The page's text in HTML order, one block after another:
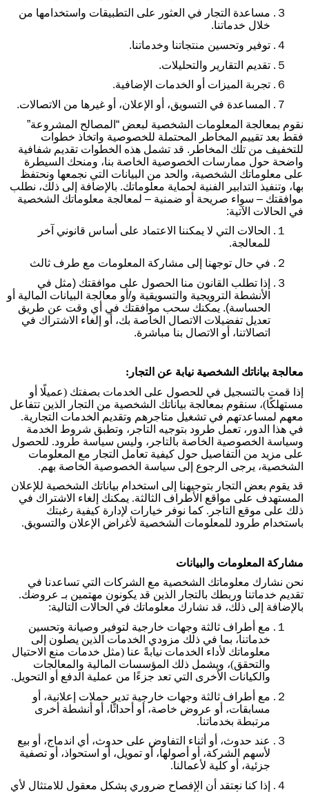
３.
مساعدة التجار في العثور على التطبيقات واستخدامها من
خلال خدماتنا.
４.
توفير وتحسين منتجاتنا وخدماتنا.
５.
تقديم التقارير والتحليلات.
６.
تجربة الميزات أو الخدمات الإضافية.
７.
المساعدة في التسويق، أو الإعلان، أو غيرها من الاتصالات.
نقوم بمعالجة المعلومات الشخصية لبعض “المصالح المشروعة”
فقط بعد تقييم المخاطر المحتملة للخصوصية واتخاذ خطوات
للتخفيف من تلك المخاطر. قد تشمل هذه الخطوات تقديم شفافية
واضحة حول ممارسات الخصوصية الخاصة بنا، ومنحك السيطرة
على معلوماتك الشخصية، والحد من البيانات التي نجمعها ونحتفظ
بها، وتنفيذ التدابير الفنية لحماية معلوماتك. بالإضافة إلى ذلك، نطلب
موافقتك – سواء صريحة أو ضمنية – لمعالجة معلوماتك الشخصية
في الحالات الآتية:
１.
الحالات التي لا يمكننا الاعتماد على أساس قانوني آخر
للمعالجة.
２.
في حال توجهنا إلى مشاركة المعلومات مع طرف ثالث
３.
إذا تطلب القانون منا الحصول على موافقتك (مثل في
الأنشطة الترويجية والتسويقية و/أو معالجة البيانات المالية أو
الحساسة). يمكنك سحب موافقتك في أي وقت عن طريق
تعديل تفضيلات الاتصال الخاصة بك، أو إلغاء الاشتراك في
اتصالاتنا، أو الاتصال بنا مباشرة.
معالجة بياناتك الشخصية نيابة عن التجار :
إذا قمت بالتسجيل في للحصول على الخدمات بصفتك (عميلًا أو
مستهلكًا)، سنقوم بمعالجة بياناتك الشخصية من التجار الذين تتفاعل
معهم لمساعدتهم في تشغيل متاجرهم وتقديم الخدمات التجارية.
في هذا الدور، تعمل طرود بتوجيه التاجر، وتطبق شروط الخدمة
وسياسة الخصوصية الخاصة بالتاجر، وليس سياسة طرود. للحصول
على مزيد من التفاصيل حول كيفية تعامل التجار مع المعلومات
الشخصية، يرجى الرجوع إلى سياسة الخصوصية الخاصة بهم.
قد يقوم بعض التجار بتوجيهنا إلى استخدام بياناتك الشخصية للإعلان
المستهدف على مواقع الأطراف الثالثة. يمكنك إلغاء الاشتراك في
ذلك على موقع التاجر. كما نوفر خيارات لإدارة كيفية رغبتك
باستخدام طرود للمعلومات الشخصية لأغراض الإعلان والتسويق.
مشاركة المعلومات والبيانات
نحن نشارك معلوماتك الشخصية مع الشركات التي تساعدنا في
تقديم خدماتنا وربطك بالتجار الذين قد يكونون مهتمين بـ عروضك.
بالإضافة إلى ذلك، قد نشارك معلوماتك في الحالات التالية:
１.
مع أطراف ثالثة وجهات خارجية لتوفير وصيانة وتحسين
خدماتنا، بما في ذلك مزودي الخدمات الذين يصلون إلى
معلوماتك لأداء الخدمات نيابةً عنا (مثل خدمات منع الاحتيال
والتحقق)، ويشمل ذلك المؤسسات المالية والمعالجات
والكيانات الأخرى التي تعد جزءًا من عملية الدفع أو التحويل.
２.
مع أطراف ثالثة وجهات خارجية تدير حملات إعلانية، أو
مسابقات، أو عروض خاصة، أو أحداثًا، أو أنشطة أخرى
مرتبطة بخدماتنا.
３.
عند حدوث، أو أثناء التفاوض على حدوث، أي اندماج، أو بيع
لأسهم الشركة، أو أصولها، أو تمويل، أو استحواذ، أو تصفية
جزئية، أو كلية لأعمالنا.
４.
إذا كنا نعتقد أن الإفصاح ضروري بشكل معقول للامتثال لأي